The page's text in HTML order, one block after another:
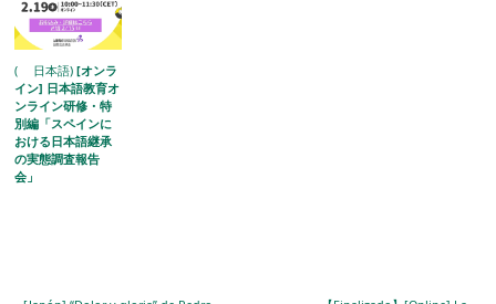
( 日本語)[オンラ
イン] 日本語教育オ
ンライン研修・特
別編「スペインに
おける日本語継承
の実態調査報告
会」